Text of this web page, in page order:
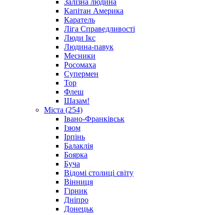
Залізна людина
Капітан Америка
Каратель
Ліга Справедливості
Люди Ікс
Людина-павук
Месники
Росомаха
Супермен
Тор
Флеш
Шазам!
Міста (254)
Івано-Франківськ
Ізюм
Ірпінь
Балаклія
Боярка
Буча
Відомі столиці світу
Вінниця
Гірник
Дніпро
Донецьк